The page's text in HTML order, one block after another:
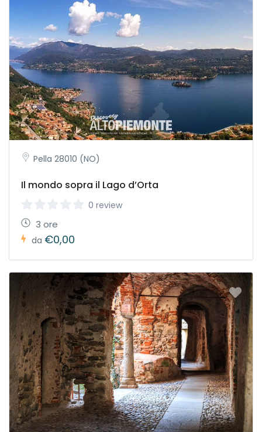
Pella 28010 (NO)
Il mondo sopra il Lago d’Orta
0 review
3 ore
da €0,00